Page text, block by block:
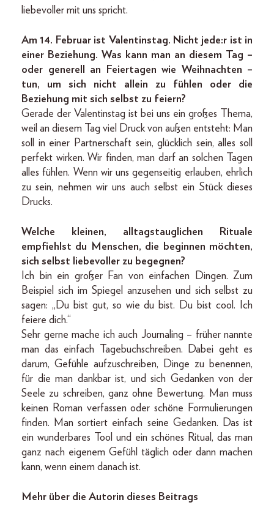
liebevoller mit uns spricht.
Am 14. Februar ist Valentinstag. Nicht jede:r ist in
einer Beziehung. Was kann man an diesem Tag –
oder generell an Feiertagen wie Weihnachten –
tun, um sich nicht allein zu fühlen oder die
Beziehung mit sich selbst zu feiern?
Gerade der Valentinstag ist bei uns ein großes Thema,
weil an diesem Tag viel Druck von außen entsteht: Man
soll in einer Partnerschaft sein, glücklich sein, alles soll
perfekt wirken. Wir finden, man darf an solchen Tagen
alles fühlen. Wenn wir uns gegenseitig erlauben, ehrlich
zu sein, nehmen wir uns auch selbst ein Stück dieses
Drucks.
Welche kleinen, alltagstauglichen Rituale
empfiehlst du Menschen, die beginnen möchten,
sich selbst liebevoller zu begegnen?
Ich bin ein großer Fan von einfachen Dingen. Zum
Beispiel sich im Spiegel anzusehen und sich selbst zu
sagen: „Du bist gut, so wie du bist. Du bist cool. Ich
feiere dich.“
Sehr gerne mache ich auch Journaling – früher nannte
man das einfach Tagebuchschreiben. Dabei geht es
darum, Gefühle aufzuschreiben, Dinge zu benennen,
für die man dankbar ist, und sich Gedanken von der
Seele zu schreiben, ganz ohne Bewertung. Man muss
keinen Roman verfassen oder schöne Formulierungen
finden. Man sortiert einfach seine Gedanken. Das ist
ein wunderbares Tool und ein schönes Ritual, das man
ganz nach eigenem Gefühl täglich oder dann machen
kann, wenn einem danach ist.
Mehr über die Autorin dieses Beitrags